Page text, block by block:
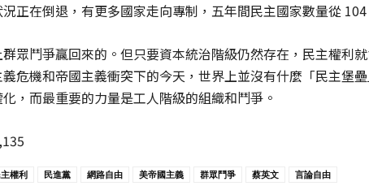
正在倒退，有更多國家走向專制，五年間民主國家數量從 104
眾鬥爭贏回來的。但只要資本統治階級仍然存在，民主權利
危機和帝國主義衝突下的今天，世界上並沒有什麼「民主堡
，而最重要的力量是工人階級的組織和鬥爭。
權利 民進黨 網路自由 美帝國主義 群眾鬥爭 蔡英文 言論自由